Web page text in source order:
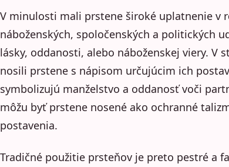
V minulosti mali prstene široké uplatnenie v
náboženských, spoločenských a politických
lásky, oddanosti, alebo náboženskej viery. V
nosili prstene s nápisom určujúcim ich
symbolizujú manželstvo a oddanosť voči
môžu byť prstene nosené ako ochranné
postavenia.
Tradičné použitie prsteňov je preto pestré a